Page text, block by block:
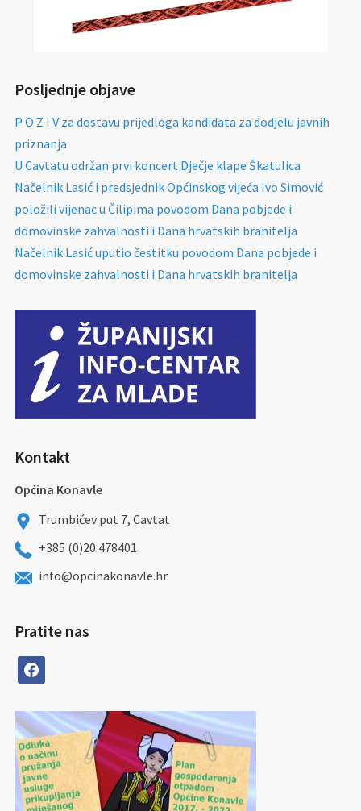
Posljednje objave
P O Z I V za dostavu prijedloga kandidata za dodjelu javnih
priznanja
U Cavtatu održan prvi koncert Dječje klape Škatulica
Načelnik Lasić i predsjednik Općinskog vijeća Ivo Simović
položili vijenac u Čilipima povodom Dana pobjede i
domovinske zahvalnosti i Dana hrvatskih branitelja
Načelnik Lasić uputio čestitku povodom Dana pobjede i
domovinske zahvalnosti i Dana hrvatskih branitelja
Kontakt
Općina Konavle
Trumbićev put 7, Cavtat
+385 (0)20 478401
info@opcinakonavle.hr
Pratite nas
facebook